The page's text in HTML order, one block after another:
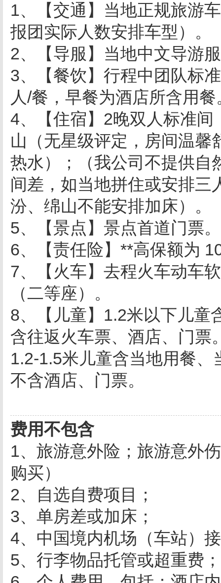
1、【交通】当地正规旅游
报团实际人数安排车型）。
2、【导服】当地中文导游
3、【餐饮】行程中团队标
人/餐，早餐为酒店所含用餐
4、【住宿】2晚双人标准
山（无星级评定，房间温馨
热水）；（我公司不提供自
间差，如当地拼住或安排三
汾、绵山不能安排加床）。
5、【景点】景点首道门票。
6、【责任险】**高保额为
7、【火车】去程火车动车
（二等座）。
8、【儿童】1.2米以下儿童
含往返火车票、酒店、门票
1.2-1.5米儿童含当地用餐
不含酒店、门票。
费用不包含
1、旅游意外险；旅游意外
购买）
2、自选自费项目；
3、单房差或加床；
4、中国境内机场（车站）
5、行李物品托管或超重费；